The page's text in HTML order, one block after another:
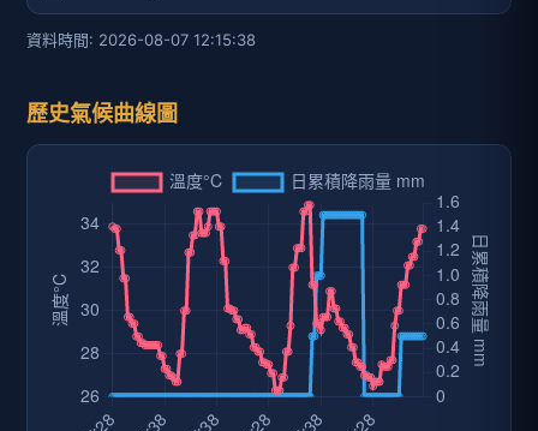
資料時間: 2026-08-07 12:15:38
歷史氣候曲線圖